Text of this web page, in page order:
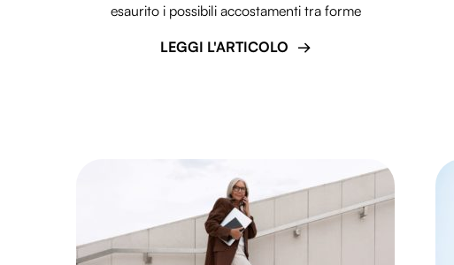
esaurito i possibili accostamenti tra forme
LEGGI L'ARTICOLO